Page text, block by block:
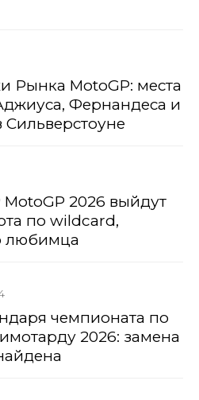
Рынка MotoGP: места
Фернандеса и
MotoGP 2026 выйдут
по wildcard,
любимца
чемпионата по
2026: замена